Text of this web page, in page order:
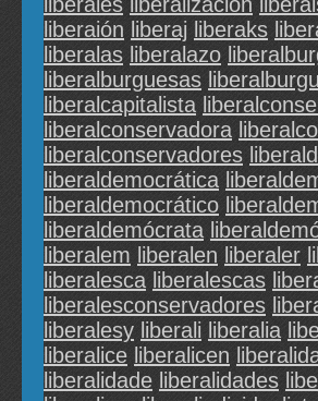
liberaión liberaj liberaks
liberalas liberalazo
liberalburguesas
liberalcapitalista
liberalconservadora
liberalconservadores
liberaldemocrática
liberaldemocrático
liberaldemócrata
liberalem liberalen liberaler
liberalesca liberalescas
liberalesconservadores
liberalesy liberali liberalia
liberalice liberalicen
liberalidade liberalidades